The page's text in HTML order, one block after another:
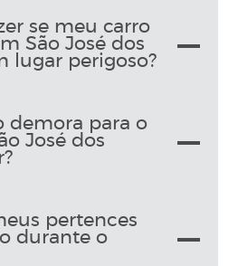
se meu carro
São José dos
lugar perigoso?
demora para o
José dos
pertences
durante o